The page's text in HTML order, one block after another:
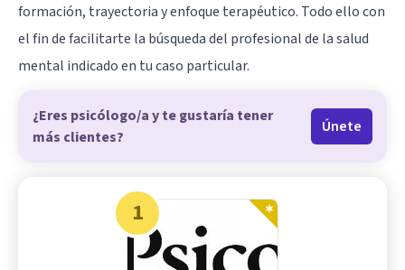
formación, trayectoria y enfoque terapéutico. Todo ello con
el fin de facilitarte la búsqueda del profesional de la salud
mental indicado en tu caso particular.
¿Eres psicólogo/a y te gustaría tener
más clientes?
Únete
1